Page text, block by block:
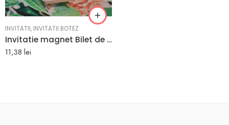
INVITATII, INVITATII BOTEZ
Invitatie magnet Bilet de avion 10 x 15 cm
11,38 lei